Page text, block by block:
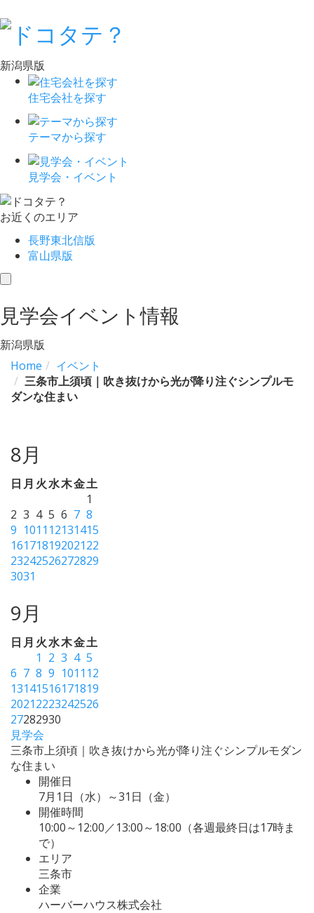
新潟県版
住宅会社を探す
テーマから探す
見学会・イベント
お近くのエリア
長野東北信版
富山県版
toggle
見学会イベント情報
新潟県版
Home
イベント
三条市上須頃｜吹き抜けから光が降り注ぐシンプルモ
ダンな住まい
8月
日 月 火水木金土
1
2 3 4 5 6 7 8
9 1011 12131415
16171819202122
23242526272829
3031
9月
日 月 火水木金土
1 2 3 4 5
6 7 8 9 1011 12
13141516171819
20212223242526
27282930
見学会
三条市上須頃｜吹き抜けから光が降り注ぐシンプルモダン
な住まい
開催日
7月1日（水）～31日（金）
開催時間
10:00～12:00／13:00～18:00（各週最終日は17時ま
で）
エリア
三条市
企業
ハーバーハウス株式会社